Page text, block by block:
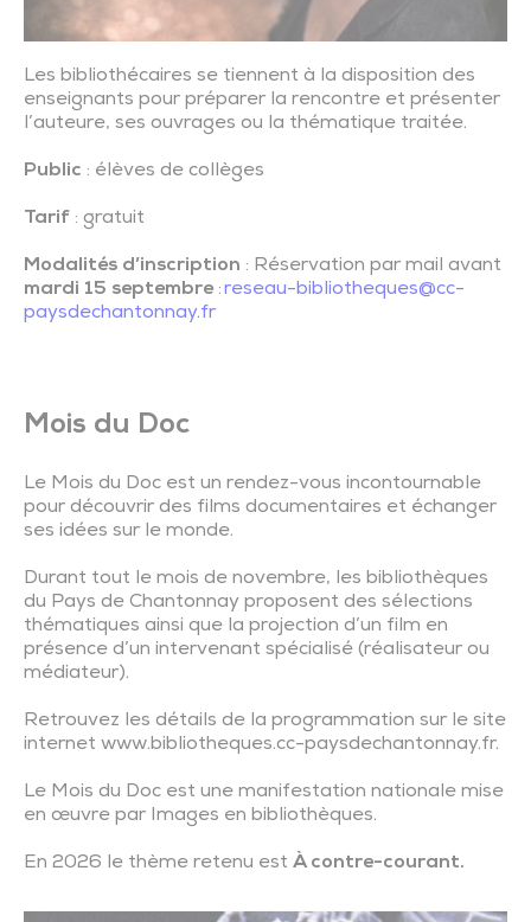
Les bibliothécaires se tiennent à la disposition des
enseignants pour préparer la rencontre et présenter
l’auteure, ses ouvrages ou la thématique traitée.
Public : élèves de collèges
Tarif : gratuit
Modalités d’inscription : Réservation par mail avant
mardi 15 septembre :reseau-bibliotheques@cc-
paysdechantonnay.fr
Mois du Doc
Le Mois du Doc est un rendez-vous incontournable
pour découvrir des films documentaires et échanger
ses idées sur le monde.
Durant tout le mois de novembre, les bibliothèques
du Pays de Chantonnay proposent des sélections
thématiques ainsi que la projection d’un film en
présence d’un intervenant spécialisé (réalisateur ou
médiateur).
Retrouvez les détails de la programmation sur le site
internet www.bibliotheques.cc-paysdechantonnay.fr.
Le Mois du Doc est une manifestation nationale mise
en œuvre par Images en bibliothèques.
En 2026 le thème retenu est À contre-courant.